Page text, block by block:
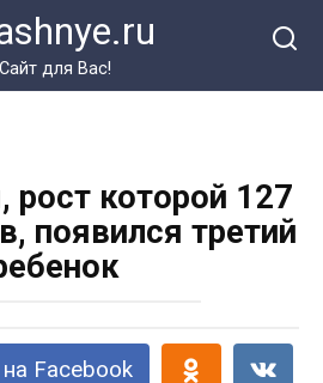
Сайт для Вас!
которой 127
появился третий
Facebook